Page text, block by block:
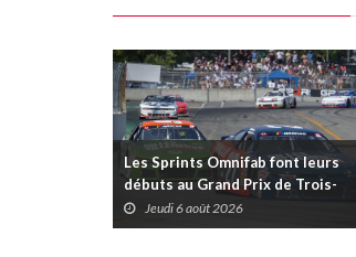
Les Sprints Omnifab font leurs
débuts au Grand Prix de Trois-
Rivières avec un format inspiré de
Daytona
Jeudi 6 août 2026